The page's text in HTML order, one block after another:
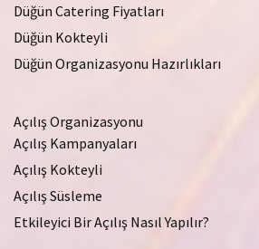
Düğün Catering Fiyatları
Düğün Kokteyli
Düğün Organizasyonu Hazırlıkları
Açılış Organizasyonu
Açılış Kampanyaları
Açılış Kokteyli
Açılış Süsleme
Etkileyici Bir Açılış Nasıl Yapılır?